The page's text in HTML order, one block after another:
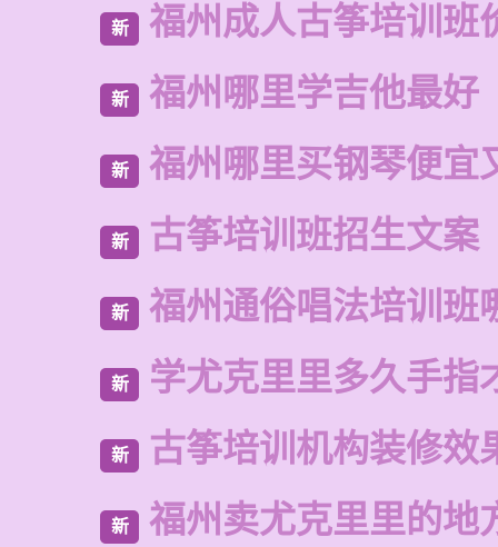
新 福州成人古筝培训班
新 福州哪里学吉他最好
新 福州哪里买钢琴便宜
新 古筝培训班招生文案
新 福州通俗唱法培训班
新 学尤克里里多久手指
新 古筝培训机构装修效
新 福州卖尤克里里的地